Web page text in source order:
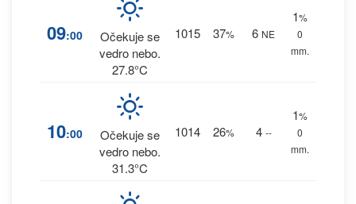
09:00
Očekuje se
vedro nebo.
27.8°C
1015 37% 6 NE
1%
0
mm.
10:00
Očekuje se
vedro nebo.
31.3°C
1014 26% 4 --
1%
0
mm.